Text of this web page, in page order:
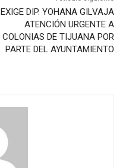
EXIGE DIP. YOHANA GILVAJA
ATENCIÓN URGENTE A
COLONIAS DE TIJUANA POR
PARTE DEL AYUNTAMIENTO